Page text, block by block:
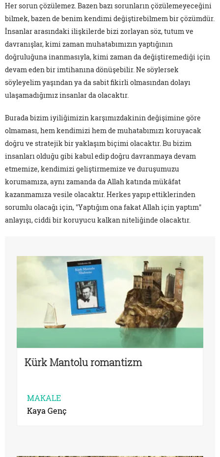
Her sorun çözülemez. Bazen bazı sorunların çözülemeyeceğini
bilmek, bazen de benim kendimi değiştirebilmem bir çözümdür.
İnsanlar arasındaki ilişkilerde bizi zorlayan söz, tutum ve
davranışlar, kimi zaman muhatabımızın yaptığının
doğruluğuna inanmasıyla, kimi zaman da değiştiremediği için
devam eden bir imtihanına dönüşebilir. Ne söylersek
söyleyelim yaşından ya da sabit fikirli olmasından dolayı
ulaşamadığımız insanlar da olacaktır.
Burada bizim iyiliğimizin karşımızdakinin değişimine göre
olmaması, hem kendimizi hem de muhatabımızı koruyacak
doğru ve stratejik bir yaklaşım biçimi olacaktır. Bu bizim
insanları olduğu gibi kabul edip doğru davranmaya devam
etmemize, kendimizi geliştirmemize ve duruşumuzu
korumamıza, aynı zamanda da Allah katında mükâfat
kazanmamıza vesile olacaktır. Herkes yapıp ettiklerinden
sorumlu olacağı için, "Yaptığım ona fakat Allah için yaptım"
anlayışı, ciddi bir koruyucu kalkan niteliğinde olacaktır.
Kürk Mantolu romantizm
MAKALE
Kaya Genç